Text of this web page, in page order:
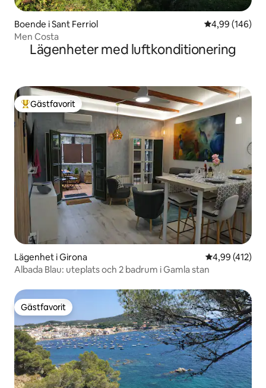
Boende i Sant Ferriol 4,99 av 5 i
4,99 (146)
Men Costa
Lägenheter med luftkonditionering
Populär gästfavorit
Gästfavorit
Lägenhet i Girona 4,99 av 5 i
4,99 (412)
Albada Blau: uteplats och 2 badrum i Gamla stan
Gästfavorit
Gästfavorit